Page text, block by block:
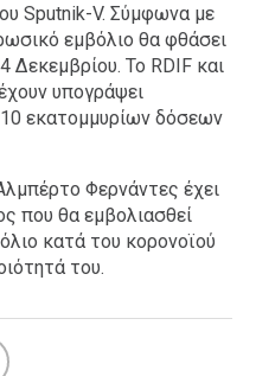
Sputnik-V. Σύμφωνα με
εμβόλιο θα φθάσει
Δεκεμβρίου. Το RDIF και
υπογράψει
εκατομμυρίων δόσεων
Φερνάντες έχει
που θα εμβολιασθεί
κατά του κορονοϊού
του.